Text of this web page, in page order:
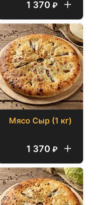
1 370 ₽
Мясо Сыр (1 кг)
1 370 ₽